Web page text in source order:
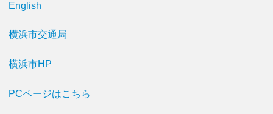
English
横浜市交通局
横浜市HP
PCページはこちら